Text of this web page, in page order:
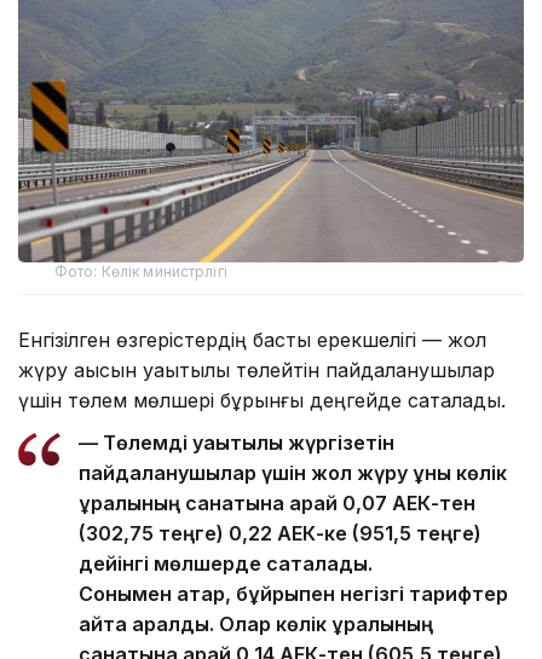
Фото: Көлік министрлігі
Енгізілген өзгерістердің басты ерекшелігі — жол
жүру ақысын уақытылы төлейтін пайдаланушылар
үшін төлем мөлшері бұрынғы деңгейде сақталады.
— Төлемді уақытылы жүргізетін
пайдаланушылар үшін жол жүру құны көлік
құралының санатына қарай 0,07 АЕК-тен
(302,75 теңге) 0,22 АЕК-ке (951,5 теңге)
дейінгі мөлшерде сақталады.
Сонымен қатар, бұйрықпен негізгі тарифтер
қайта қаралды. Олар көлік құралының